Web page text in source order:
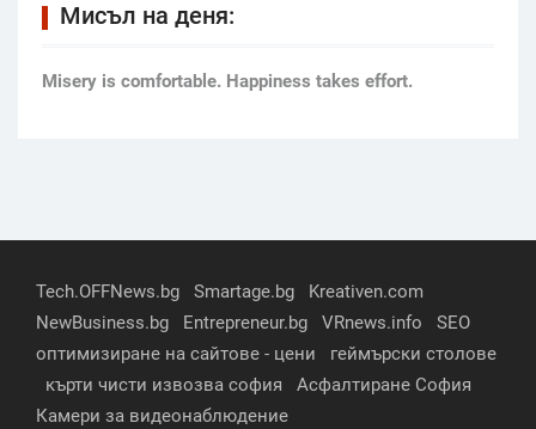
Мисъл на деня:
Мisery is comfortable. Happiness takes effort.
Tech.OFFNews.bg Smartage.bg
Kreativen.com
NewBusiness.bg
Entrepreneur.bg VRnews.info
SEO
оптимизиране на сайтове - цени
геймърски столове
кърти чисти извозва софия
Асфалтиране София
Камери за видеонаблюдение